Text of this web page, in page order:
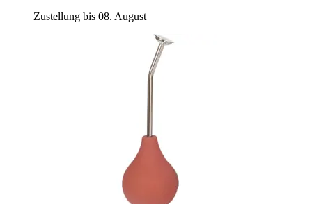
Zustellung bis 08. August